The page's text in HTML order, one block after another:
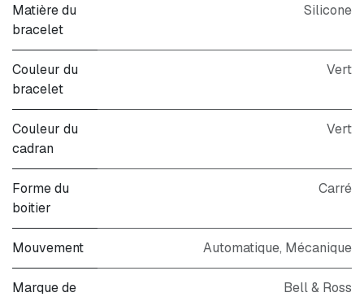
Matière du
bracelet
Silicone
Couleur du
bracelet
Vert
Couleur du
cadran
Vert
Forme du
boitier
Carré
Mouvement Automatique, Mécanique
Marque de
Bell & Ross